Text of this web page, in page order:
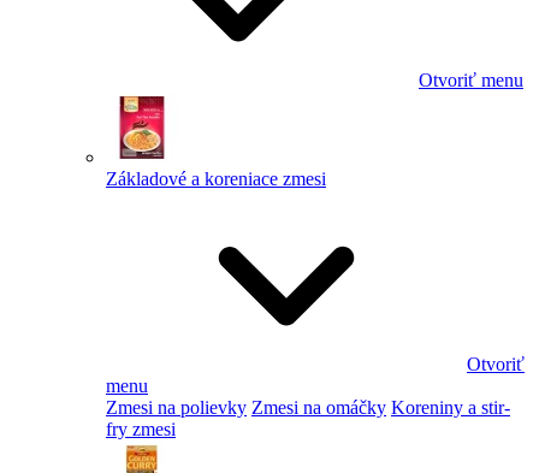
Otvoriť menu
Základové a koreniace zmesi
Otvoriť
menu
Zmesi na polievky Zmesi na omáčky Koreniny a stir-
fry zmesi